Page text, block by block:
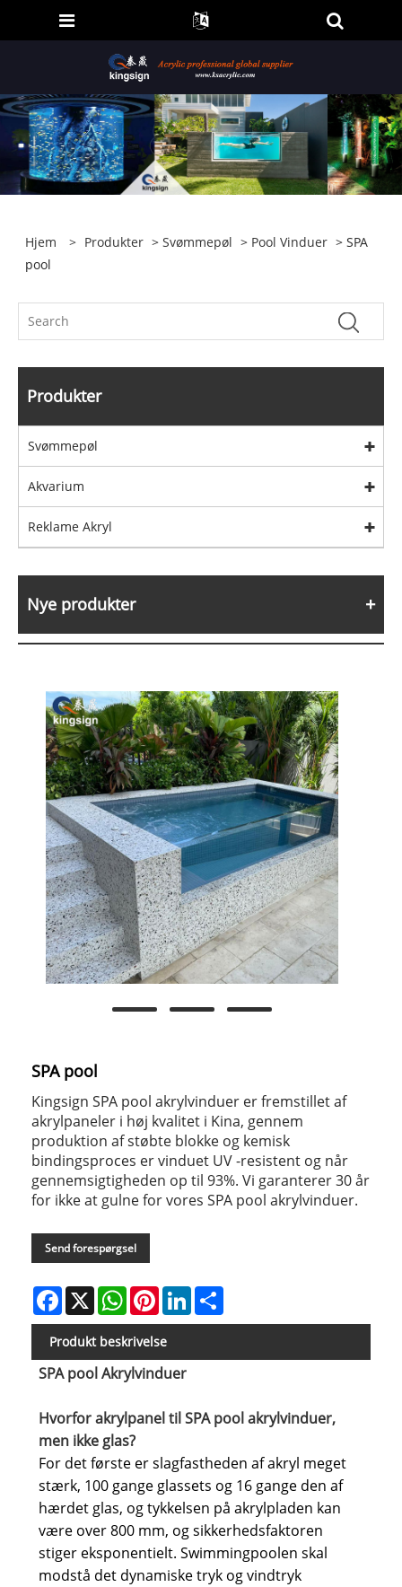
Hjem > Produkter >Svømmepøl > Pool Vinduer > SPA
pool
Produkter
Svømmepøl
Akvarium
Reklame Akryl
Nye produkter
SPA pool
Kingsign SPA pool akrylvinduer er fremstillet af
akrylpaneler i høj kvalitet i Kina, gennem
produktion af støbte blokke og kemisk
bindingsproces er vinduet UV -resistent og når
gennemsigtigheden op til 93%. Vi garanterer 30 år
for ikke at gulne for vores SPA pool akrylvinduer.
Send forespørgsel
Facebook
X WhatsAppPinterestLinkedIn
Produkt beskrivelse
SPA pool Akrylvinduer
Hvorfor akrylpanel til SPA pool akrylvinduer,
men ikke glas?
For det første er slagfastheden af ​​akryl meget
stærk, 100 gange glassets og 16 gange den af ​​
hærdet glas, og tykkelsen på akrylpladen kan
være over 800 mm, og sikkerhedsfaktoren
stiger eksponentielt. Swimmingpoolen skal
modstå det dynamiske tryk og vindtryk